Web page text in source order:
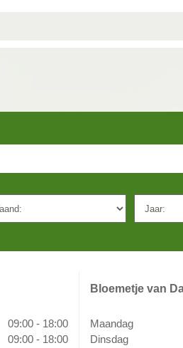
09:00 - 18:00
09:00 - 18:00
Bloemetje van
Maandag
Dinsdag